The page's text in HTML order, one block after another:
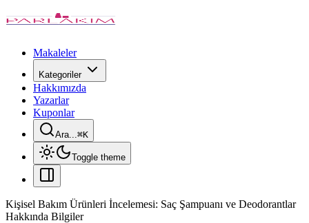
Makaleler
Kategoriler
Hakkımızda
Yazarlar
Kuponlar
Ara...⌘K
Toggle theme
Kişisel Bakım Ürünleri İncelemesi: Saç Şampuanı ve Deodorantlar
Hakkında Bilgiler